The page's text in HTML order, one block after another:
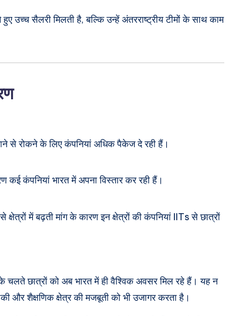
उच्च सैलरी मिलती है, बल्कि उन्हें अंतरराष्ट्रीय टीमों के साथ काम
से रोकने के लिए कंपनियां अधिक पैकेज दे रही हैं।
कई कंपनियां भारत में अपना विस्तार कर रही हैं।
क्षेत्रों में बढ़ती मांग के कारण इन क्षेत्रों की कंपनियां IITs से छात्रों
छात्रों को अब भारत में ही वैश्विक अवसर मिल रहे हैं। यह न
और शैक्षणिक क्षेत्र की मजबूती को भी उजागर करता है।